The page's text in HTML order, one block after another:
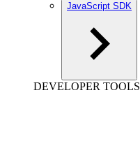
JavaScript SDK
DEVELOPER TOOLS